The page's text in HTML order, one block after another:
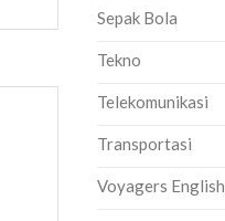
Sepak Bola
Tekno
Telekomunikasi
Transportasi
Voyagers English